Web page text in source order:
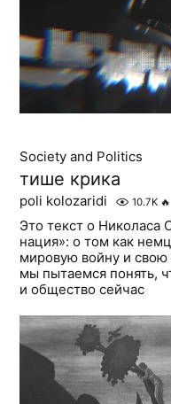
Society and Politics
тише крика
poli kolozaridi 10.7K 🔥
Это текст о Николаса
нация»: о том как
мировую войну и свою
мы пытаемся понять,
и общество сейчас